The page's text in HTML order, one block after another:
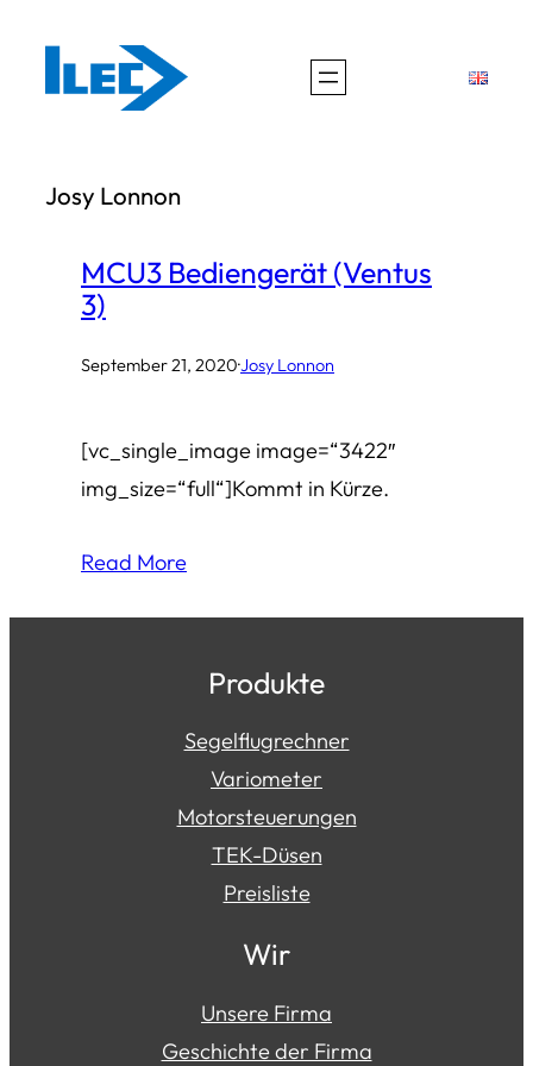
Inhalt
springen
Josy Lonnon
MCU3 Bediengerät (Ventus
3)
September 21, 2020·Josy Lonnon
[vc_single_image image=“3422″
img_size=“full“]Kommt in Kürze.
Read More
Produkte
Segelflugrechner
Variometer
Motorsteuerungen
TEK-Düsen
Preisliste
Wir
Unsere Firma
Geschichte der Firma